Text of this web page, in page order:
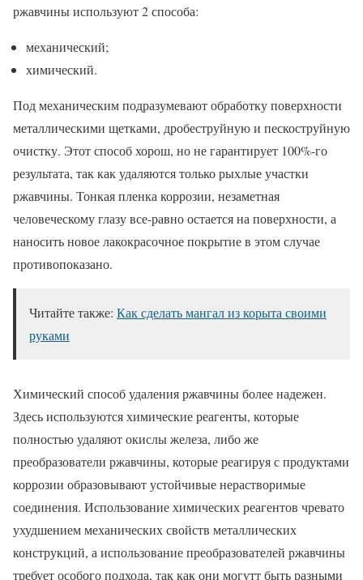
ржавчины используют 2 способа:
механический;
химический.
Под механическим подразумевают обработку поверхности
металлическими щетками, дробеструйную и пескоструйную
очистку. Этот способ хорош, но не гарантирует 100%-го
результата, так как удаляются только рыхлые участки
ржавчины. Тонкая пленка коррозии, незаметная
человеческому глазу все-равно остается на поверхности, а
наносить новое лакокрасочное покрытие в этом случае
противопоказано.
Читайте также: Как сделать мангал из корыта своими
руками
Химический способ удаления ржавчины более надежен.
Здесь используются химические реагенты, которые
полностью удаляют окислы железа, либо же
преобразователи ржавчины, которые реагируя с продуктами
коррозии образовывают устойчивые нерастворимые
соединения. Использование химических реагентов чревато
ухудшением механических свойств металлических
конструкций, а использование преобразователей ржавчины
требует особого подхода, так как они могутт быть разными